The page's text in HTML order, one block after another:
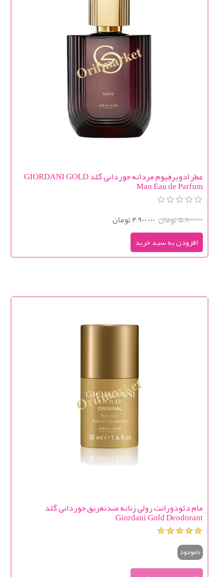
عطر ادوپرفیوم مردانه جوردانی گلد GIORDANI GOLD
Man Eau de Parfum
5,800,000 تومان 4,900,000 تومان
مام دئودورانت رولی زنانه ضدتعریق جوردانی گلد
Giordani Gold Deodorant
ناموجود